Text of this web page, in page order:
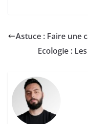
Astuce : Faire une
Ecologie :